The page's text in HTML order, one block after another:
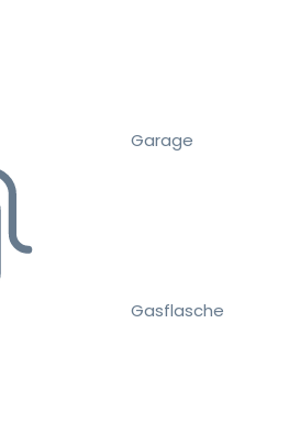
Garage
Gasflasche